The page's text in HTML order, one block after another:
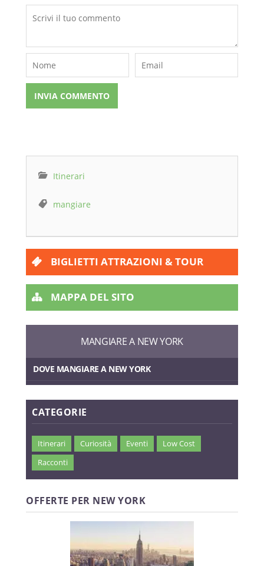
Itinerari
mangiare
BIGLIETTI ATTRAZIONI & TOUR
MAPPA DEL SITO
MANGIARE A NEW YORK
DOVE MANGIARE A NEW YORK
CATEGORIE
Itinerari Curiosità Eventi
Low Cost
Racconti
OFFERTE PER NEW YORK